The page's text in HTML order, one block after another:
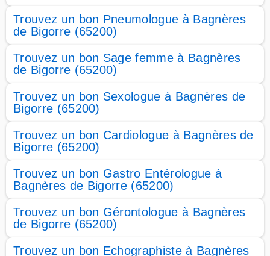
Trouvez un bon Pneumologue à Bagnères
de Bigorre (65200)
Trouvez un bon Sage femme à Bagnères
de Bigorre (65200)
Trouvez un bon Sexologue à Bagnères de
Bigorre (65200)
Trouvez un bon Cardiologue à Bagnères de
Bigorre (65200)
Trouvez un bon Gastro Entérologue à
Bagnères de Bigorre (65200)
Trouvez un bon Gérontologue à Bagnères
de Bigorre (65200)
Trouvez un bon Echographiste à Bagnères